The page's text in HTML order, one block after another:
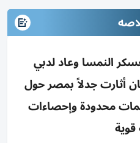
النمسا وعاد لدبي
أثارت جدلاً بمصر حول
محدودة وإحصاءات